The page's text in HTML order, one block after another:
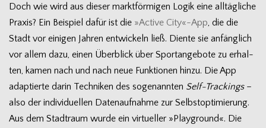
Doch wie wird aus die­ser markt­för­mi­gen Logik eine all­täg­li­che
Pra­xis? Ein Bei­spiel dafür ist die »Active City«-App, die die
Stadt vor eini­gen Jah­ren ent­wi­ckeln ließ. Diente sie anfäng­lich
vor allem dazu, einen Über­blick über Sport­an­ge­bote zu erhal­
ten, kamen nach und nach neue Funk­tio­nen hinzu. Die App
adap­tierte darin Tech­ni­ken des soge­nann­ten Self-Trackings–
also der indi­vi­du­el­len Daten­auf­nahme zur Selbst­op­ti­mie­rung.
Aus dem Stadt­raum wurde ein vir­tu­el­ler »Play­ground«. Die